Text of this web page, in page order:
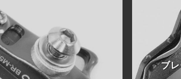
ブ